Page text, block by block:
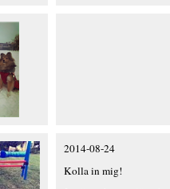
2014-08-24
Kolla in mig!